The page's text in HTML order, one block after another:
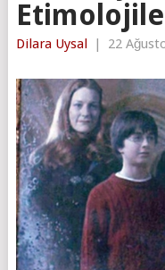
Dilara Uysal | 22